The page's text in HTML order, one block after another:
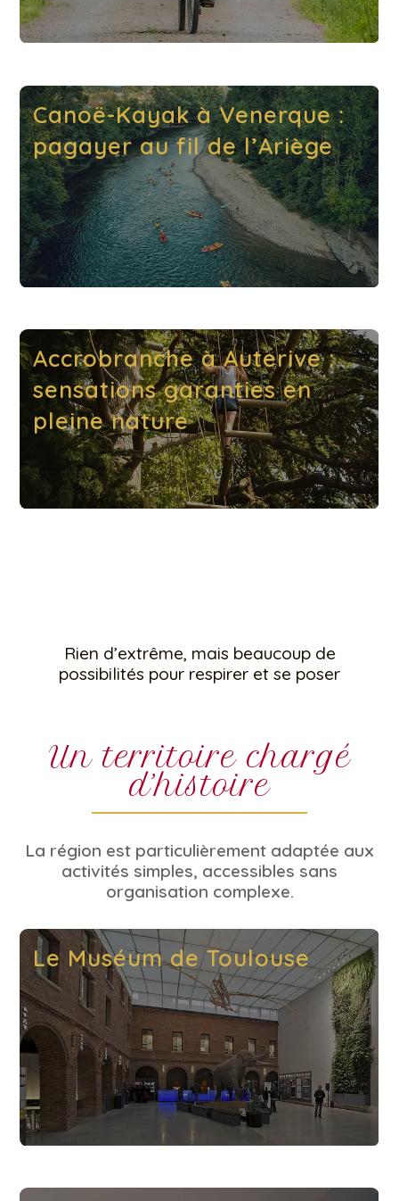
Canoë-Kayak à Venerque :
pagayer au fil de l’Ariège
Accrobranche à Auterive :
sensations garanties en
pleine nature
Rien d’extrême, mais beaucoup de
possibilités pour respirer et se poser
Un territoire chargé
d’histoire
La région est particulièrement adaptée aux
activités simples, accessibles sans
organisation complexe.
Le Muséum de Toulouse